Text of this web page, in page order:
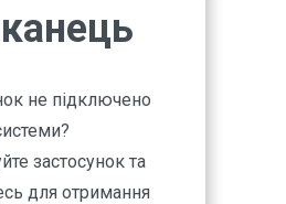
не підключено
застосунок та
для отримання